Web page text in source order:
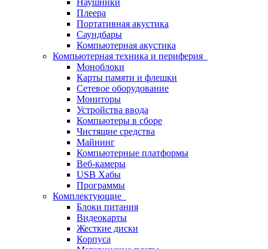
Наушники
Плеера
Портативная акустика
Саундбары
Компьютерная акустика
Компьютерная техника и периферия
Моноблоки
Карты памяти и флешки
Сетевое оборудование
Мониторы
Устройства ввода
Компьютеры в сборе
Чистящие средства
Майнинг
Компьютерные платформы
Веб-камеры
USB Хабы
Программы
Комплектующие
Блоки питания
Видеокарты
Жесткие диски
Корпуса